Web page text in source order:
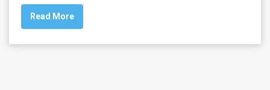
c
e
b
tt
er
Read More